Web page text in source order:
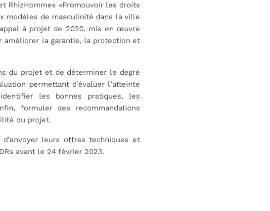
RhizHommes «Promouvoir les droits
modèles de masculinité dans la ville
à projet de 2020, mis en œuvre
améliorer la garantie, la protection et
du projet et de déterminer le degré
permettant d’évaluer l’atteinte
les bonnes pratiques, les
formuler des recommandations
du projet.
leurs offres techniques et
avant le 24 février 2023.